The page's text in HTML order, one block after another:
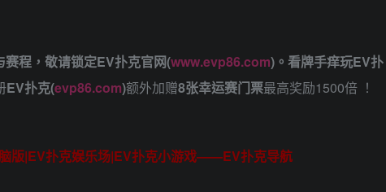
程， 敬请锁定EV扑克官网(www.evp86.com)。 看牌手痒玩EV扑
EV扑克(evp86.com)额外加赠8张幸运赛门票最高奖励1500倍 ！
版|EV扑克娱乐场|EV扑克小游戏——EV扑克导航